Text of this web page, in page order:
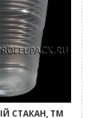
СТАКАН, ТМ